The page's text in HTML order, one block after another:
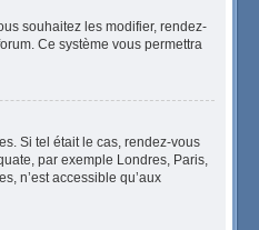
souhaitez les modifier, rendez-
Ce système vous permettra
Si tel était le cas, rendez-vous
par exemple Londres, Paris,
n’est accessible qu’aux